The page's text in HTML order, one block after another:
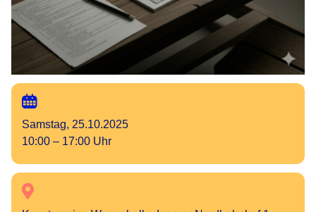
Samstag, 25.10.2025
10:00 – 17:00 Uhr